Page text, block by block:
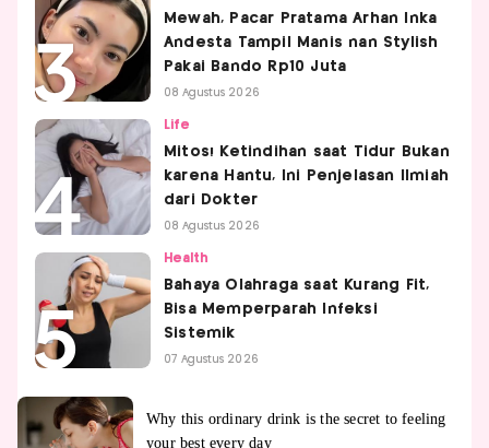
Mewah, Pacar Pratama Arhan Inka
Andesta Tampil Manis nan Stylish
Pakai Bando Rp10 Juta
08 Agustus 2026
Life
Mitos! Ketindihan saat Tidur Bukan
karena Hantu, Ini Penjelasan Ilmiah
dari Dokter
08 Agustus 2026
Health
Bahaya Olahraga saat Kurang Fit,
Bisa Memperparah Infeksi
Sistemik
07 Agustus 2026